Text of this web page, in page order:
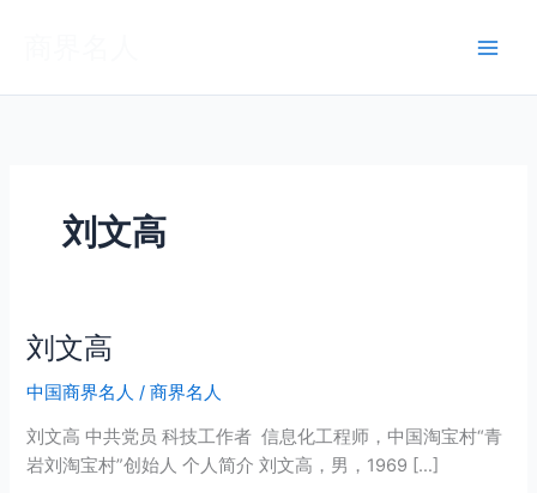
容
刘文高
刘文高
中国商界名人 /商界名人
刘文高 中共党员 科技工作者 信息化工程师，中国淘宝村“青
岩刘淘宝村”创始人 个人简介 刘文高，男，1969 […]
刘
高